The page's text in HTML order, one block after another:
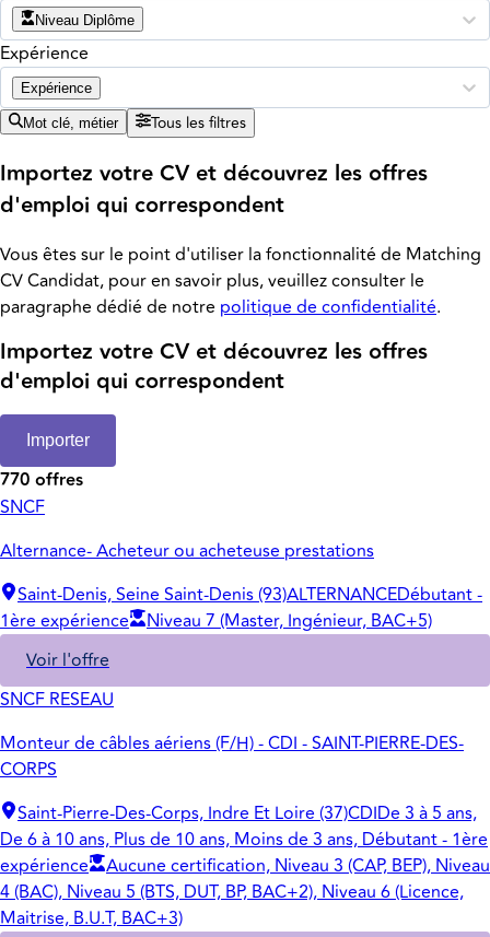
Niveau Diplôme
Expérience
Expérience
Mot clé, métier Tous les filtres
Importez votre CV et découvrez les offres
d'emploi qui correspondent
Vous êtes sur le point d'utiliser la fonctionnalité de Matching
CV Candidat, pour en savoir plus, veuillez consulter le
paragraphe dédié de notre politique de confidentialité.
Importez votre CV et découvrez les offres
d'emploi qui correspondent
Importer
770 offres
SNCF
Alternance- Acheteur ou acheteuse prestations
Saint-Denis, Seine Saint-Denis (93)ALTERNANCEDébutant -
1ère expérience
Niveau 7 (Master, Ingénieur, BAC+5)
Voir l'offre
SNCF RESEAU
Monteur de câbles aériens (F/H) - CDI - SAINT-PIERRE-DES-
CORPS
Saint-Pierre-Des-Corps, Indre Et Loire (37)CDIDe 3 à 5 ans,
De 6 à 10 ans, Plus de 10 ans, Moins de 3 ans, Débutant - 1ère
expérience
Aucune certification, Niveau 3 (CAP, BEP), Niveau
4 (BAC), Niveau 5 (BTS, DUT, BP, BAC+2), Niveau 6 (Licence,
Maitrise, B.U.T, BAC+3)